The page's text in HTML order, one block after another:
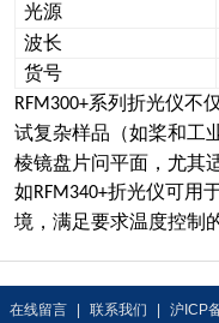
光源
波长
货号
RFM300+系列折光仪不
试复杂样品（如桨和工
棱镜盘片问平面，尤其
如RFM340+折光仪可用
境，满足要求温度控制
在线留言 联系我们 沪ICP